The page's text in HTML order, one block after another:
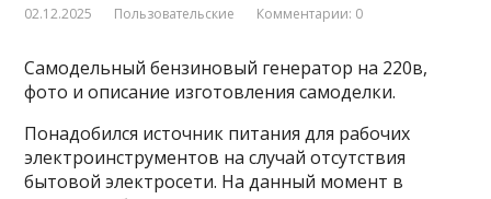
02.12.2025 Пользовательские Комментарии: 0
Самодельный бензиновый генератор на 220в,
фото и описание изготовления самоделки.
Понадобился источник питания для рабочих
электроинструментов на случай отсутствия
бытовой электросети. На данный момент в